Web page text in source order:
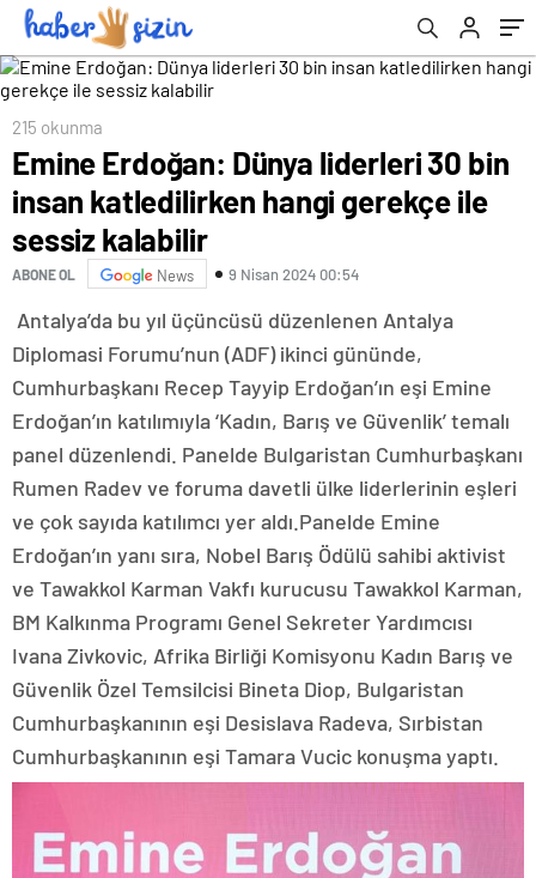
kalabilir
215 okunma
Emine Erdoğan: Dünya liderleri 30 bin
insan katledilirken hangi gerekçe ile
sessiz kalabilir
ABONE OL News 9 Nisan 2024 00:54
Antalya’da bu yıl üçüncüsü düzenlenen Antalya
Diplomasi Forumu’nun (ADF) ikinci gününde,
Cumhurbaşkanı Recep Tayyip Erdoğan’ın eşi Emine
Erdoğan’ın katılımıyla ‘Kadın, Barış ve Güvenlik’ temalı
panel düzenlendi. Panelde Bulgaristan Cumhurbaşkanı
Rumen Radev ve foruma davetli ülke liderlerinin eşleri
ve çok sayıda katılımcı yer aldı.Panelde Emine
Erdoğan’ın yanı sıra, Nobel Barış Ödülü sahibi aktivist
ve Tawakkol Karman Vakfı kurucusu Tawakkol Karman,
BM Kalkınma Programı Genel Sekreter Yardımcısı
Ivana Zivkovic, Afrika Birliği Komisyonu Kadın Barış ve
Güvenlik Özel Temsilcisi Bineta Diop, Bulgaristan
Cumhurbaşkanının eşi Desislava Radeva, Sırbistan
Cumhurbaşkanının eşi Tamara Vucic konuşma yaptı.